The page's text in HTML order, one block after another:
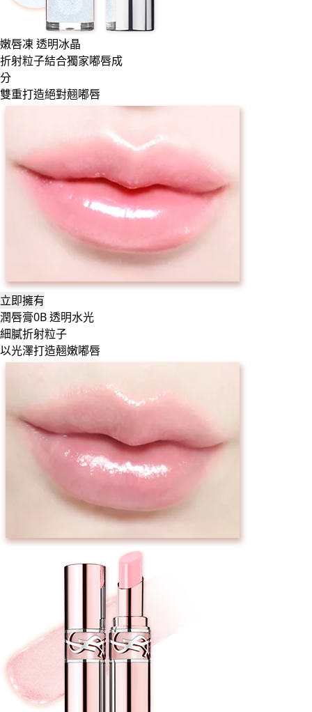
嫩唇凍 透明冰晶
折射粒子結合獨家嘟唇成
分
雙重打造絕對翹嘟唇
立即擁有
潤唇膏0B 透明水光
細膩折射粒子
以光澤打造翹嫩嘟唇